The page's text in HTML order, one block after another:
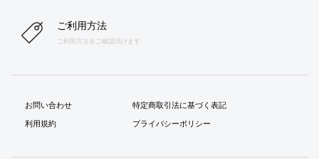
ご利用方法
ご利用方法をご確認頂けます
お問い合わせ
利用規約
特定商取引法に基づく表記
プライバシーポリシー